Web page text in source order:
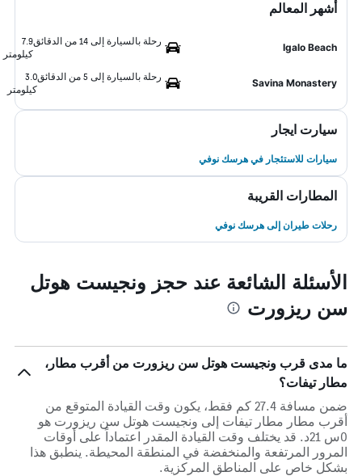
أشهر المعالم
Igalo Beach
رحلة بالسيارة إلى 14 من الدقائق
7.9
كيلومتر
Savina Monastery
رحلة بالسيارة إلى 5 من الدقائق
3.0
كيلومتر
سيارت ايجار
سيارات للاستئجار في هرسك نوفي
المطارات القريبة
رحلات طيران إلى هرسك نوفي
الأسئلة الشائعة عند حجز ونجيست هوتل
سن ريزورت
ما مدى قرب ونجيست هوتل سن ريزورت من أقرب مطار،
مطار تيفات؟
ضمن مسافة 27.4 كم فقط، يكون وقت القيادة المتوقع من
أقرب مطار مطار تيفات إلى ونجيست هوتل سن ريزورت هو
0س 21د. قد يختلف وقت القيادة المقدر اعتماداً على أوقات
المرور المرتفعة والمنخفضة في المنطقة المحيطة. ينطبق هذا
بشكل خاص على المناطق المركزية.